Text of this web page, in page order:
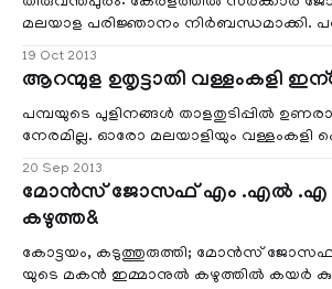
കള്ളനോട്ടുകള്‍ ഉണ്ടായിരുന
മലയാള പരിജ്ഞാനം നിര്‍ബന്ധമാക്കി.
പ്ലസ്ടു, ബിരുദതലത്തില്‍ മലയാളം
ജോലി ലഭിച്ചാല്‍ പ്രൊബേഷന്‍ കാലാവധി
മുന്‍പ് മലയാളം മിഷന്‍റെ ഹയര്‍ ഡിപ്ലോമാ
പാസാകണം എന്നാണു പുതിയ ചട്ടം.
19 Oct 2013
ആറന്മുള ഉതൃട്ടാതി വള്ളംകളി
പമ്പയുടെ പുളിനങ്ങള്‍ താളതുടിപ്പില്‍
നേരമില്ല. ഓരോ മലയാളിയും വള്ളംകളി
ആറന്മുള ഉതൃട്ടാതി വള്ളംകളി ഇന്നാണ്.
ഏറ്റവും പഴമയും പാരമ്പര്യവും മഹിമയും
ഉത്സവം.........
20 Sep 2013
മോന്‍സ് ജോസഫ്‌ എം .എല്‍ .എ
കഴുത്ത&
കോട്ടയം, കടുത്തുരുത്തി; മോന്‍സ്
യുടെ മകന്‍ ഇമ്മാനുല്‍ കഴുത്തില്‍ കയര്‍